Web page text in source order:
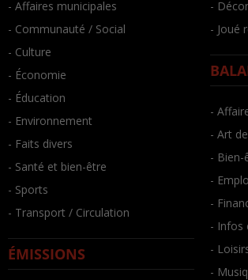
- Affaires municipales
- Communauté / Social
- Culture
- Économie
- Éducation
- Environnement
- Faits divers
- Santé et bien-être
- Sports
- Transport / Circulation
ÉMISSIONS
-
- Joué
-
- Art
- Bien-
-
-
- Infos
-
-